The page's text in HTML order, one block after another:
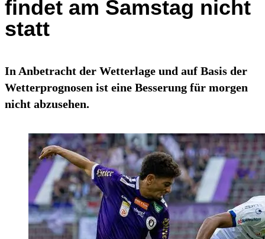
findet am Samstag nicht
statt
In Anbetracht der Wetterlage und auf Basis der
Wetterprognosen ist eine Besserung für morgen
nicht abzusehen.